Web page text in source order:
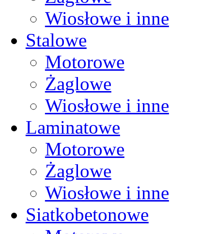
Wiosłowe i inne
Stalowe
Motorowe
Żaglowe
Wiosłowe i inne
Laminatowe
Motorowe
Żaglowe
Wiosłowe i inne
Siatkobetonowe